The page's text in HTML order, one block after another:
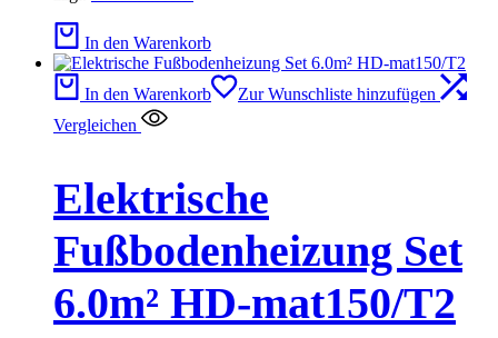
In den Warenkorb
In den Warenkorb
Zur Wunschliste hinzufügen
Vergleichen
Elektrische
Fußbodenheizung Set
6.0m² HD-mat150/T2